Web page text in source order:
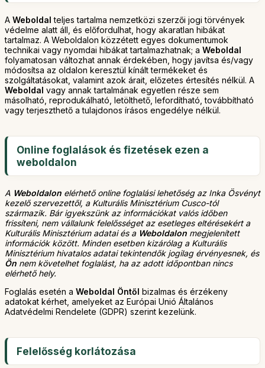
A Weboldal teljes tartalma nemzetközi szerzői jogi törvények
védelme alatt áll, és előfordulhat, hogy akaratlan hibákat
tartalmaz. A Weboldalon közzétett egyes dokumentumok
technikai vagy nyomdai hibákat tartalmazhatnak; a Weboldal
folyamatosan változhat annak érdekében, hogy javítsa és/vagy
módosítsa az oldalon keresztül kínált termékeket és
szolgáltatásokat, valamint azok árait, előzetes értesítés nélkül. A
Weboldal vagy annak tartalmának egyetlen része sem
másolható, reprodukálható, letölthető, lefordítható, továbbítható
vagy terjeszthető a tulajdonos írásos engedélye nélkül.
Online foglalások és fizetések ezen a
weboldalon
A Weboldalon elérhető online foglalási lehetőség az Inka Ösvényt
kezelő szervezettől, a Kulturális Minisztérium Cusco-tól
származik. Bár igyekszünk az információkat valós időben
frissíteni, nem vállalunk felelősséget az esetleges eltérésekért a
Kulturális Minisztérium adatai és a Weboldalon megjelenített
információk között. Minden esetben kizárólag a Kulturális
Minisztérium hivatalos adatai tekintendők jogilag érvényesnek, és
Ön nem követelhet foglalást, ha az adott időpontban nincs
elérhető hely.
Foglalás esetén a Weboldal Öntől bizalmas és érzékeny
adatokat kérhet, amelyeket az Európai Unió Általános
Adatvédelmi Rendelete (GDPR) szerint kezelünk.
Felelősség korlátozása